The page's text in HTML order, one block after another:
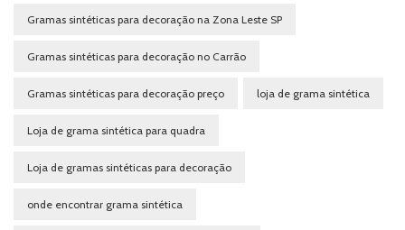
Gramas sintéticas para decoração na Zona Leste SP
Gramas sintéticas para decoração no Carrão
Gramas sintéticas para decoração preço loja de grama sintética
Loja de grama sintética para quadra
Loja de gramas sintéticas para decoração
onde encontrar grama sintética